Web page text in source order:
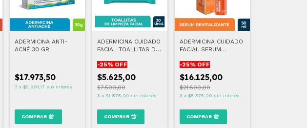
ADERMICINA ANTI-
ACNÉ 30 GR
$17.973,50
3 x $5.991,17 sin interés
ADERMICINA CUIDADO
FACIAL TOALLITAS DE
-25% OFF
$5.625,00
$7.500,00
3 x $1.875,00 sin interés
ADERMICINA CUIDADO
FACIAL SERUM
-25% OFF
$16.125,00
$21.500,00
3 x $5.375,00 sin interés